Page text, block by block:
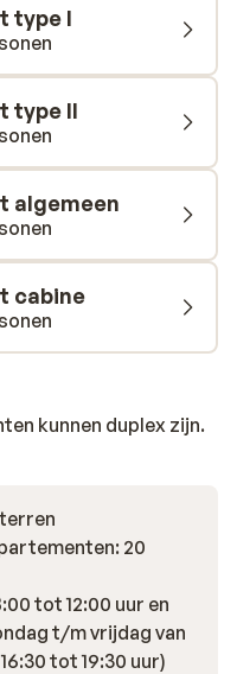
van Val Cenis. Heb je
In een korte
centrum van Val
en restaurants op je
type I
type II
algemeen
cabine
kunnen duplex zijn.
20
tot 12:00 uur en
t/m vrijdag van
tot 19:30 uur)